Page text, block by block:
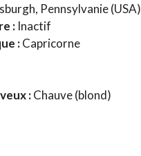
Pennsylvanie (USA)
: Inactif
:Capricorne
:Chauve (blond)